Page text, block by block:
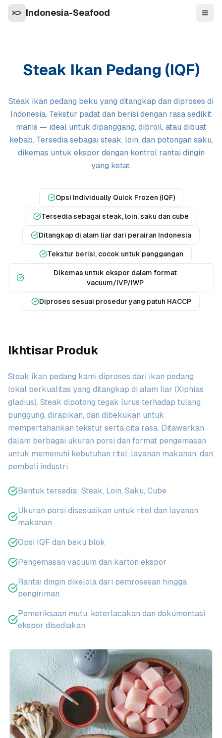
Indonesia-Seafood
Steak Ikan Pedang (IQF)
Steak ikan pedang beku yang ditangkap dan diproses di
Indonesia. Tekstur padat dan berisi dengan rasa sedikit
manis — ideal untuk dipanggang, dibroil, atau dibuat
kebab. Tersedia sebagai steak, loin, dan potongan saku,
dikemas untuk ekspor dengan kontrol rantai dingin
yang ketat.
Opsi Individually Quick Frozen (IQF)
Tersedia sebagai steak, loin, saku dan cube
Ditangkap di alam liar dari perairan Indonesia
Tekstur berisi, cocok untuk panggangan
Dikemas untuk ekspor dalam format
vacuum/IVP/IWP
Diproses sesuai prosedur yang patuh HACCP
Ikhtisar Produk
Steak ikan pedang kami diproses dari ikan pedang
lokal berkualitas yang ditangkap di alam liar (Xiphias
gladius). Steak dipotong tegak lurus terhadap tulang
punggung, dirapikan, dan dibekukan untuk
mempertahankan tekstur serta cita rasa. Ditawarkan
dalam berbagai ukuran porsi dan format pengemasan
untuk memenuhi kebutuhan ritel, layanan makanan, dan
pembeli industri.
Bentuk tersedia: Steak, Loin, Saku, Cube
Ukuran porsi disesuaikan untuk ritel dan layanan
makanan
Opsi IQF dan beku blok
Pengemasan vacuum dan karton ekspor
Rantai dingin dikelola dari pemrosesan hingga
pengiriman
Pemeriksaan mutu, keterlacakan dan dokumentasi
ekspor disediakan